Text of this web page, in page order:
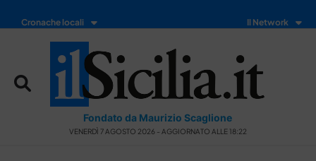
Cronache locali Il Network
Fondato da Maurizio Scaglione
VENERDÌ 7 AGOSTO 2026 - AGGIORNATO ALLE 18:22